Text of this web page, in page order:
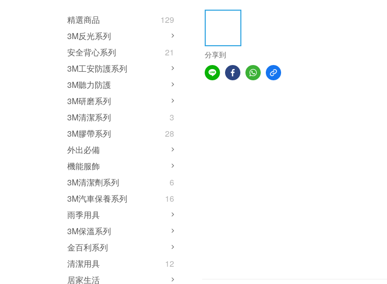
精選商品
129
3M反光系列
安全背心系列
21
3M工安防護系列
3M聽力防護
3M研磨系列
3M清潔系列
3
3M膠帶系列
28
外出必備
機能服飾
3M清潔劑系列
6
3M汽車保養系列
16
雨季用具
3M保溫系列
金百利系列
清潔用具
12
居家生活
分享到